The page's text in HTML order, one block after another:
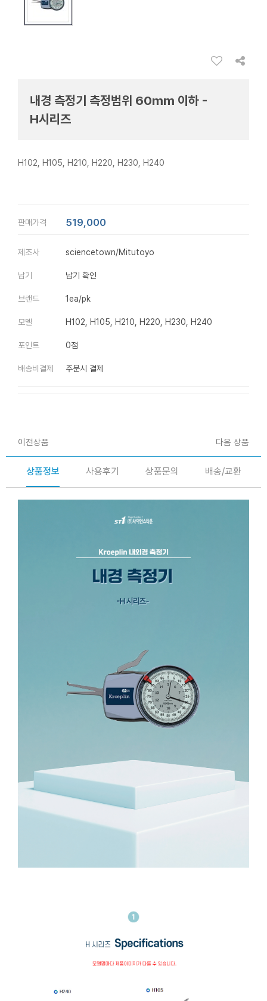
내경 측정기 측정범위 60mm 이하 -
H시리즈
H102, H105, H210, H220, H230, H240
판매가격 519,000
제조사 sciencetown/Mitutoyo
납기 납기 확인
브랜드 1ea/pk
모델 H102, H105, H210, H220, H230, H240
포인트 0점
배송비결제 주문시 결제
이전상품 다음 상품
상품정보 사용후기 상품문의 배송/교환